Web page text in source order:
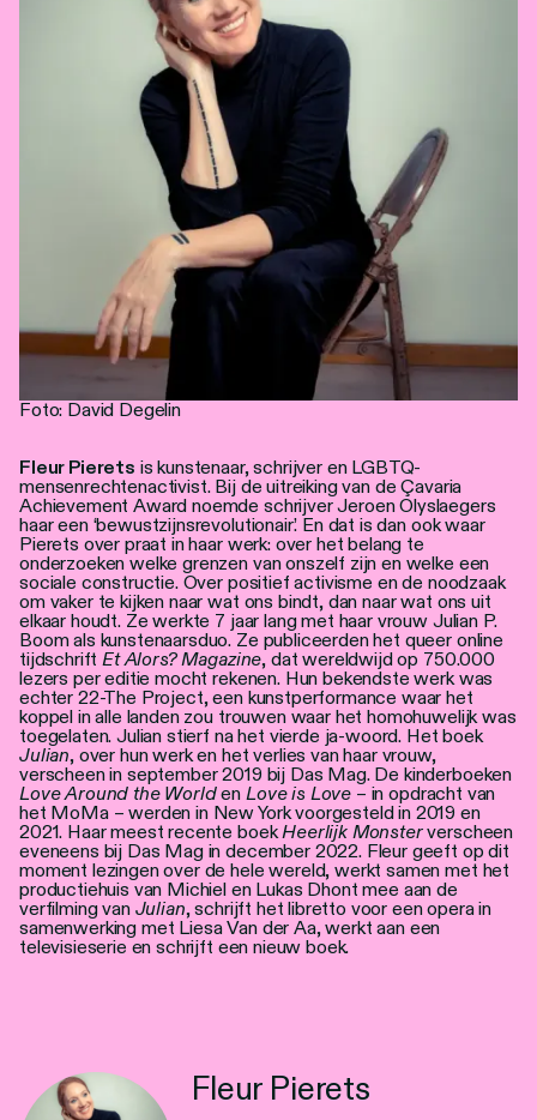
Foto: David Degelin
Fleur Pierets is kunstenaar, schrijver en LGBTQ-
mensenrechtenactivist. Bij de uitreiking van de Çavaria
Achievement Award noemde schrijver Jeroen Olyslaegers
haar een ‘bewustzijnsrevolutionair’. En dat is dan ook waar
Pierets over praat in haar werk: over het belang te
onderzoeken welke grenzen van onszelf zijn en welke een
sociale constructie. Over positief activisme en de noodzaak
om vaker te kijken naar wat ons bindt, dan naar wat ons uit
elkaar houdt. Ze werkte 7 jaar lang met haar vrouw Julian P.
Boom als kunstenaarsduo. Ze publiceerden het queer online
tijdschriftEt Alors? Magazine, dat wereldwijd op 750.000
lezers per editie mocht rekenen. Hun bekendste werk was
echter 22-The Project, een kunstperformance waar het
koppel in alle landen zou trouwen waar het homohuwelijk was
toegelaten. Julian stierf na het vierde ja-woord. Het boek
Julian, over hun werk en het verlies van haar vrouw,
verscheen in september 2019 bij Das Mag. De kinderboeken
Love Around the WorldenLove is Love – in opdracht van
het MoMa – werden in New York voorgesteld in 2019 en
2021. Haar meest recente boekHeerlijk Monsterverscheen
eveneens bij Das Mag in december 2022. Fleur geeft op dit
moment lezingen over de hele wereld, werkt samen met het
productiehuis van Michiel en Lukas Dhont mee aan de
verfilming van Julian, schrijft het libretto voor een opera in
samenwerking met Liesa Van der Aa, werkt aan een
televisieserie en schrijft een nieuw boek.
Fleur Pierets